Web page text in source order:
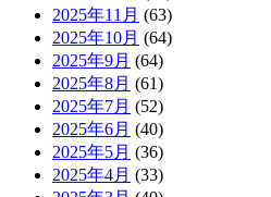
2025年11月 (63)
2025年10月 (64)
2025年9月 (64)
2025年8月 (61)
2025年7月 (52)
2025年6月 (40)
2025年5月 (36)
2025年4月 (33)